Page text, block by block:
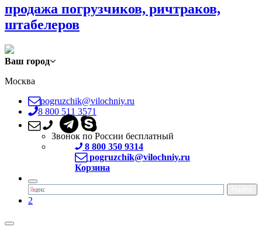
продажа погрузчиков, ричтраков,
штабелеров
Ваш город
Москва
pogruzchik@vilochniy.ru
8 800 511 3571
Звонок по России бесплатный
8 800 350 9314
pogruzchik@vilochniy.ru
Корзина
2